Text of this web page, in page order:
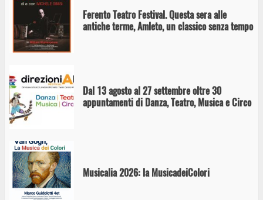
Ferento Teatro Festival. Questa sera alle
antiche terme, Amleto, un classico senza tempo
Dal 13 agosto al 27 settembre oltre 30
appuntamenti di Danza, Teatro, Musica e Circo
Musicalia 2026: la MusicadeiColori